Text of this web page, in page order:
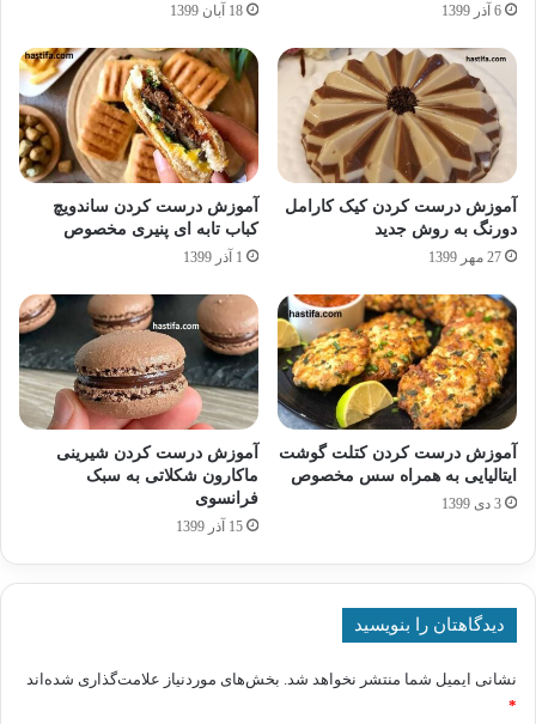
6 آذر 1399 18 آبان 1399
آموزش درست کردن کیک کارامل
دورنگ به روش جدید
27 مهر 1399
آموزش درست کردن ساندویچ
کباب تابه ای پنیری مخصوص
1 آذر 1399
آموزش درست کردن کتلت گوشت
ایتالیایی به همراه سس مخصوص
3 دی 1399
آموزش درست کردن شیرینی
ماکارون شکلاتی به سبک
فرانسوی
15 آذر 1399
دیدگاهتان را بنویسید
نشانی ایمیل شما منتشر نخواهد شد. بخش‌های موردنیاز علامت‌گذاری شده‌اند
*